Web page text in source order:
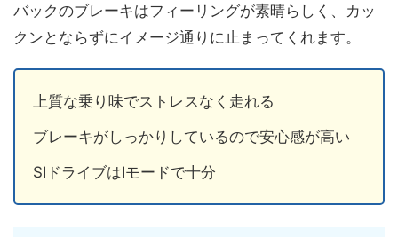
バックのブレーキはフィーリングが素晴らしく、カッ
クンとならずにイメージ通りに止まってくれます。
上質な乗り味でストレスなく走れる
ブレーキがしっかりしているので安心感が高い
SIドライブはIモードで十分